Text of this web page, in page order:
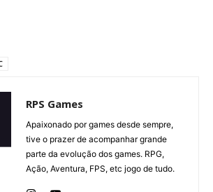
RPS Games
Apaixonado por games desde sempre,
tive o prazer de acompanhar grande
parte da evolução dos games. RPG,
Ação, Aventura, FPS, etc jogo de tudo.